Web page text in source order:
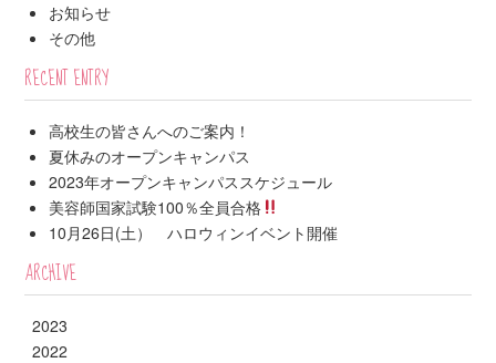
お知らせ
その他
RECENT ENTRY
高校生の皆さんへのご案内！
夏休みのオープンキャンパス
2023年オープンキャンパススケジュール
美容師国家試験100％全員合格
10月26日(土） ハロウィンイベント開催
ARCHIVE
2023
2022